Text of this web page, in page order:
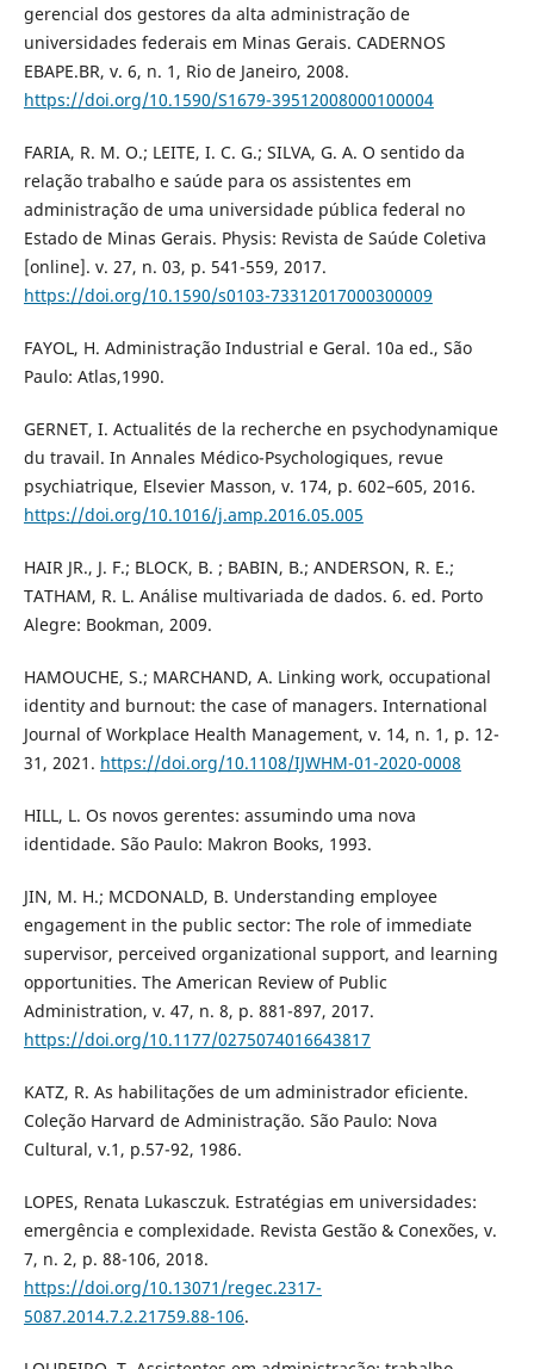
gerencial dos gestores da alta administração de
universidades federais em Minas Gerais. CADERNOS
EBAPE.BR, v. 6, n. 1, Rio de Janeiro, 2008.
https://doi.org/10.1590/S1679-39512008000100004
FARIA, R. M. O.; LEITE, I. C. G.; SILVA, G. A. O sentido da
relação trabalho e saúde para os assistentes em
administração de uma universidade pública federal no
Estado de Minas Gerais. Physis: Revista de Saúde Coletiva
[online]. v. 27, n. 03, p. 541-559, 2017.
https://doi.org/10.1590/s0103-73312017000300009
FAYOL, H. Administração Industrial e Geral. 10a ed., São
Paulo: Atlas,1990.
GERNET, I. Actualités de la recherche en psychodynamique
du travail. In Annales Médico-Psychologiques, revue
psychiatrique, Elsevier Masson, v. 174, p. 602–605, 2016.
https://doi.org/10.1016/j.amp.2016.05.005
HAIR JR., J. F.; BLOCK, B. ; BABIN, B.; ANDERSON, R. E.;
TATHAM, R. L. Análise multivariada de dados. 6. ed. Porto
Alegre: Bookman, 2009.
HAMOUCHE, S.; MARCHAND, A. Linking work, occupational
identity and burnout: the case of managers. International
Journal of Workplace Health Management, v. 14, n. 1, p. 12-
31, 2021. https://doi.org/10.1108/IJWHM-01-2020-0008
HILL, L. Os novos gerentes: assumindo uma nova
identidade. São Paulo: Makron Books, 1993.
JIN, M. H.; MCDONALD, B. Understanding employee
engagement in the public sector: The role of immediate
supervisor, perceived organizational support, and learning
opportunities. The American Review of Public
Administration, v. 47, n. 8, p. 881-897, 2017.
https://doi.org/10.1177/0275074016643817
KATZ, R. As habilitações de um administrador eficiente.
Coleção Harvard de Administração. São Paulo: Nova
Cultural, v.1, p.57-92, 1986.
LOPES, Renata Lukasczuk. Estratégias em universidades:
emergência e complexidade. Revista Gestão & Conexões, v.
7, n. 2, p. 88-106, 2018.
https://doi.org/10.13071/regec.2317-
5087.2014.7.2.21759.88-106.